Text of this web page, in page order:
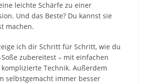
leichte Schärfe zu einer
Und das Beste? Du kannst sie
machen.
ich dir Schritt für Schritt, wie du
zubereitest – mit einfachen
Technik. Außerdem
selbstgemacht immer besser